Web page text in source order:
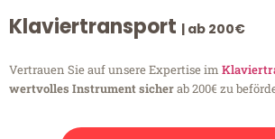
Klaviertransport | ab 200€
Vertrauen Sie auf unsere Expertise im
wertvolles Instrument sicherab 200€ zu